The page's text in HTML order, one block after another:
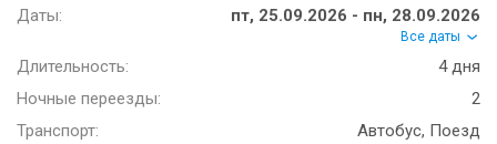
Даты:
пт, 25.09.2026 - пн, 28.09.2026
Все даты
Длительность:
4 дня
Ночные переезды:
2
Транспорт:
Автобус, Поезд